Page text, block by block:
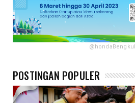
POSTINGAN POPULER